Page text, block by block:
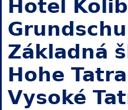
Hotel
Základná
Hohe
Vysoké